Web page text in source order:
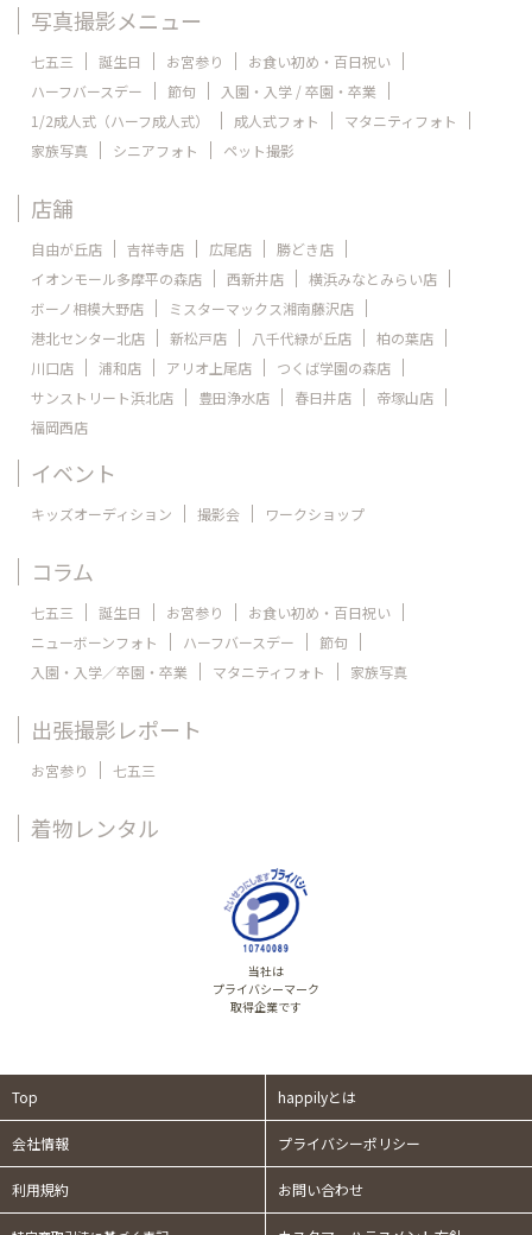
写真撮影メニュー
七五三 誕生日 お宮参り
お食い初め・百日祝い
ハーフバースデー
節句
入園・入学 / 卒園・卒業
1/2成人式（ハーフ成人式）
成人式フォト
マタニティフォト
家族写真
シニアフォト ペット撮影
店舗
自由が丘店 吉祥寺店 広尾店
勝どき店
イオンモール多摩平の森店
西新井店
横浜みなとみらい店
ボーノ相模大野店
ミスターマックス湘南藤沢店
港北センター北店
新松戸店 八千代緑が丘店
柏の葉店
川口店
浦和店 アリオ上尾店
つくば学園の森店
サンストリート浜北店
豊田浄水店 春日井店
帝塚山店
福岡西店
イベント
キッズオーディション 撮影会 ワークショップ
コラム
七五三 誕生日 お宮参り
お食い初め・百日祝い
ニューボーンフォト
ハーフバースデー
節句
入園・入学／卒園・卒業
マタニティフォト 家族写真
出張撮影レポート
お宮参り 七五三
着物レンタル
当社は
プライバシーマーク
取得企業です
Top happilyとは
会社情報 プライバシーポリシー
利用規約 お問い合わせ